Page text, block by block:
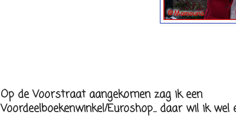
Op de Voorstraat aangekomen zag ik een
Voordeelboekenwinkel/Euroshop... daar wil ik wel